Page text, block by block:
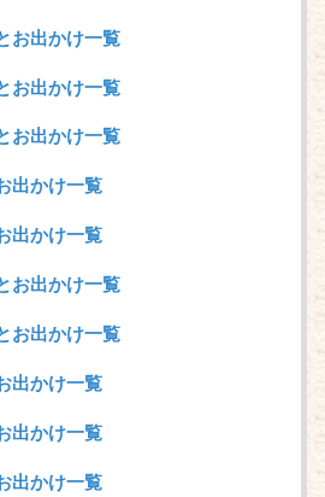
お出かけ一覧
お出かけ一覧
お出かけ一覧
出かけ一覧
出かけ一覧
お出かけ一覧
お出かけ一覧
出かけ一覧
出かけ一覧
出かけ一覧